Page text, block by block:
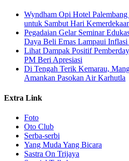
Wyndham Opi Hotel
untuk Sambut Hari
Pegadaian Gelar Seminar
Daya Beli Emas Lampaui
Lihat Dampak Positif
PM Beri Apresiasi
​Di Tengah Terik Kemarau,
Amankan Pasokan Air Karhutla
Extra Link
Foto
Oto Club
Serba-serbi
Yang Muda Yang Bicara
Sastra On Trijaya